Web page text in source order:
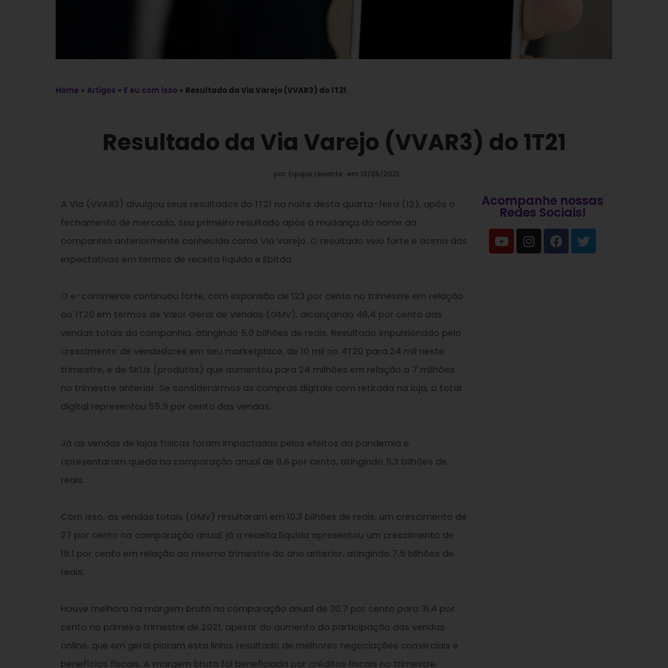
Home » Artigos » E eu com isso » Resultado da Via Varejo (VVAR3) do 1T21
Resultado da Via Varejo (VVAR3) do 1T21
por Equipe Levante em 13/05/2021
A Via (VVAR3) divulgou seus resultados do 1T21 na noite desta quarta-feira (12), após o
fechamento de mercado, seu primeiro resultado após a mudança do nome da
companhia anteriormente conhecida como Via Varejo. O resultado veio forte e acima das
expectativas em termos de receita líquida e Ebitda.
O e-commerce continuou forte, com expansão de 123 por cento no trimestre em relação
ao 1T20 em termos de Valor Geral de Vendas (GMV), alcançando 48,4 por cento das
vendas totais da companhia, atingindo 5,0 bilhões de reais. Resultado impulsionado pelo
crescimento de vendedores em seu marketplace, de 10 mil no 4T20 para 24 mil neste
trimestre, e de SKUs (produtos) que aumentou para 24 milhões em relação a 7 milhões
no trimestre anterior. Se considerarmos as compras digitais com retirada na loja, o total
digital representou 55,9 por cento das vendas.
Já as vendas de lojas físicas foram impactadas pelos efeitos da pandemia e
apresentaram queda na comparação anual de 9,6 por cento, atingindo 5,3 bilhões de
reais.
Com isso, as vendas totais (GMV) resultaram em 10,3 bilhões de reais, um crescimento de
27 por cento na comparação anual, já a receita líquida apresentou um crescimento de
19,1 por cento em relação ao mesmo trimestre do ano anterior, atingindo 7,5 bilhões de
reais;
Houve melhora na margem bruta na comparação anual de 30,7 por cento para 31,4 por
cento no primeiro trimestre de 2021, apesar do aumento da participação das vendas
online, que em geral pioram esta linha, resultado de melhores negociações comerciais e
benefícios fiscais. A margem bruta foi beneficiada por créditos fiscais no trimestre.
Acompanhe nossas
Redes Sociais!